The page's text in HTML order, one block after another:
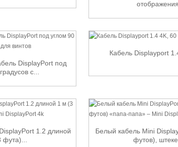
DisplayPort под
с...
Кабель Displayport
1.2 длиной
Белый кабель Mini
футов),